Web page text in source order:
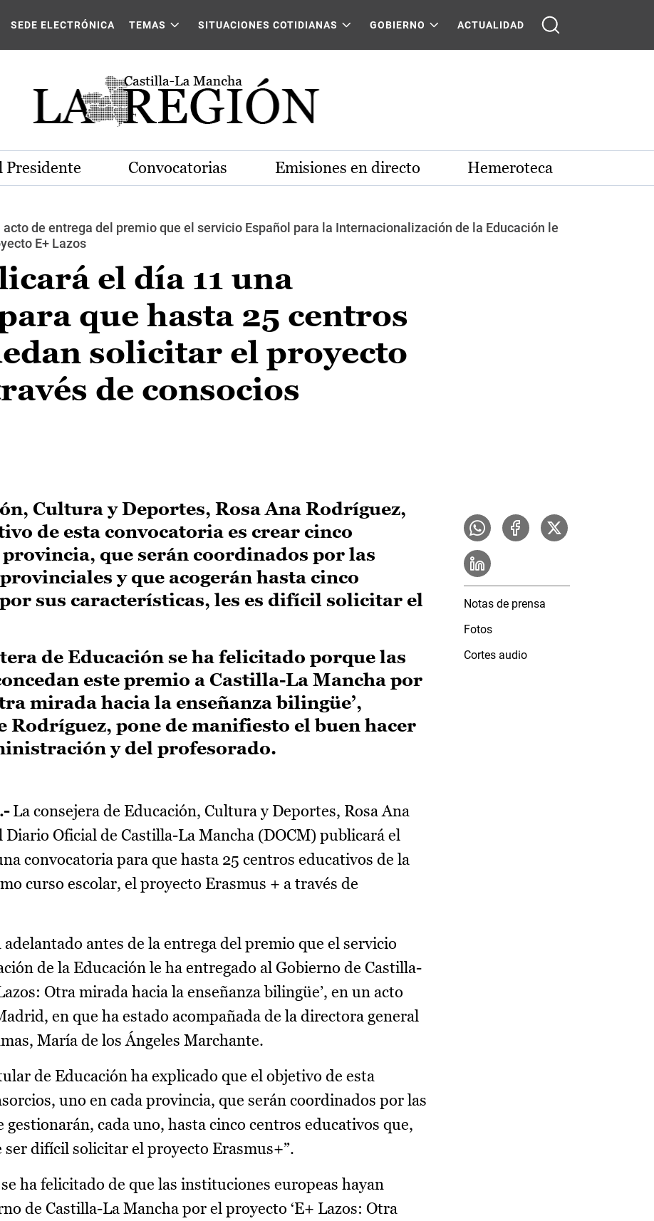
SEDE ELECTRÓNICA TEMAS SITUACIONES COTIDIANAS GOBIERNO ACTUALIDAD
Presidente Convocatorias Emisiones en directo Hemeroteca
de entrega del premio que el servicio Español para la Internacionalización de la Educación le
E+ Lazos
el día 11 una
que hasta 25 centros
solicitar el proyecto
de consocios
Cultura y Deportes, Rosa Ana Rodríguez,
de esta convocatoria es crear cinco
que serán coordinados por las
y que acogerán hasta cinco
sus características, les es difícil solicitar el
de Educación se ha felicitado porque las
este premio a Castilla-La Mancha por
mirada hacia la enseñanza bilingüe’,
pone de manifiesto el buen hacer
y del profesorado.
La consejera de Educación, Cultura y Deportes, Rosa Ana
Diario Oficial de Castilla-La Mancha (DOCM) publicará el
convocatoria para que hasta 25 centros educativos de la
curso escolar, el proyecto Erasmus + a través de
antes de la entrega del premio que el servicio
de la Educación le ha entregado al Gobierno de Castilla-
Otra mirada hacia la enseñanza bilingüe’, en un acto
en que ha estado acompañada de la directora general
María de los Ángeles Marchante.
de Educación ha explicado que el objetivo de esta
uno en cada provincia, que serán coordinados por las
gestionarán, cada uno, hasta cinco centros educativos que,
ser difícil solicitar el proyecto Erasmus+”.
ha felicitado de que las instituciones europeas hayan
de Castilla-La Mancha por el proyecto ‘E+ Lazos: Otra
Notas de prensa
Fotos
Cortes audio